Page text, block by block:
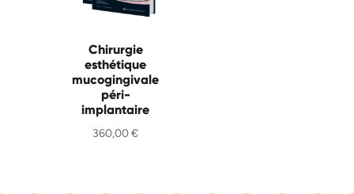
Chirurgie
esthétique
mucogingivale
péri-
implantaire
360,00€